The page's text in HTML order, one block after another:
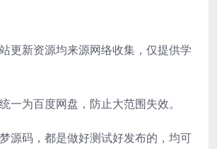
更新资源均来源网络收集，仅提供学
一为百度网盘，防止大范围失效。
源码，都是做好测试好发布的，均可